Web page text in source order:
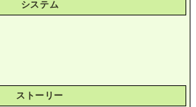
システム
ストーリー